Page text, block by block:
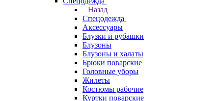
Назад
Спецодежда
Аксессуары
Блузки и рубашки
Блузоны
Блузоны и халаты
Брюки поварские
Головные уборы
Жилеты
Костюмы рабочие
Куртки поварские